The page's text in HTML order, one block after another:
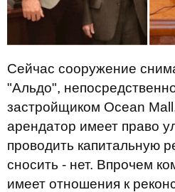
Сейчас сооружение
"Альдо",
застройщиком Ocean
арендатор имеет право
проводить капитальную
сносить - нет. Впрочем
имеет отношения к